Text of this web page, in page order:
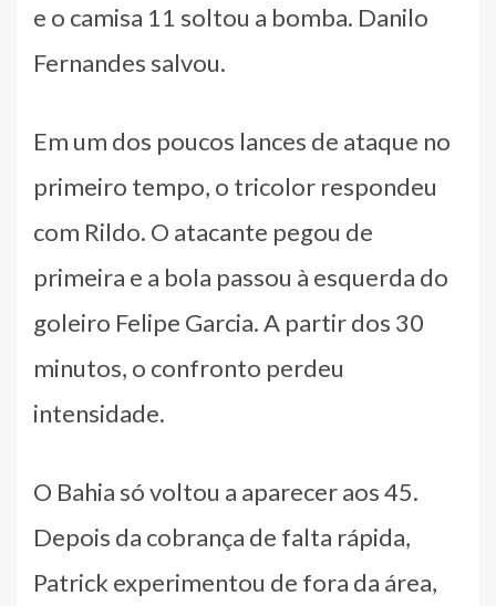
e o camisa 11 soltou a bomba. Danilo
Fernandes salvou.
Em um dos poucos lances de ataque no
primeiro tempo, o tricolor respondeu
com Rildo. O atacante pegou de
primeira e a bola passou à esquerda do
goleiro Felipe Garcia. A partir dos 30
minutos, o confronto perdeu
intensidade.
O Bahia só voltou a aparecer aos 45.
Depois da cobrança de falta rápida,
Patrick experimentou de fora da área,